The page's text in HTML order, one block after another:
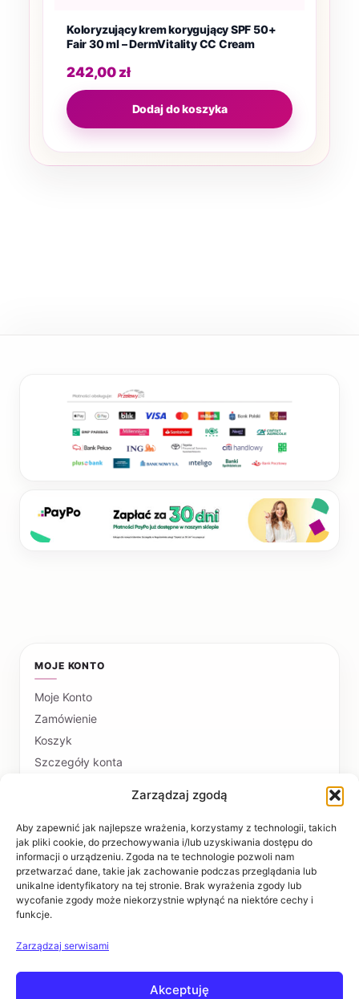
Zarządzaj zgodą
Aby zapewnić jak najlepsze wrażenia, korzystamy z technologii, takich
jak pliki cookie, do przechowywania i/lub uzyskiwania dostępu do
informacji o urządzeniu. Zgoda na te technologie pozwoli nam
przetwarzać dane, takie jak zachowanie podczas przeglądania lub
unikalne identyfikatory na tej stronie. Brak wyrażenia zgody lub
wycofanie zgody może niekorzystnie wpłynąć na niektóre cechy i
funkcje.
Zarządzaj serwisami
Akceptuję
Koloryzujący krem korygujący SPF 50+
Fair 30 ml – DermVitality CC Cream
242,00 zł
Dodaj do koszyka
MOJE KONTO
Moje Konto
Zamówienie
Koszyk
Szczegóły konta
PŁATNOŚCI I DOSTAWA
Formy płatności
Czas realizacji i koszty dostawy
INFORMACJE
Regulaminy